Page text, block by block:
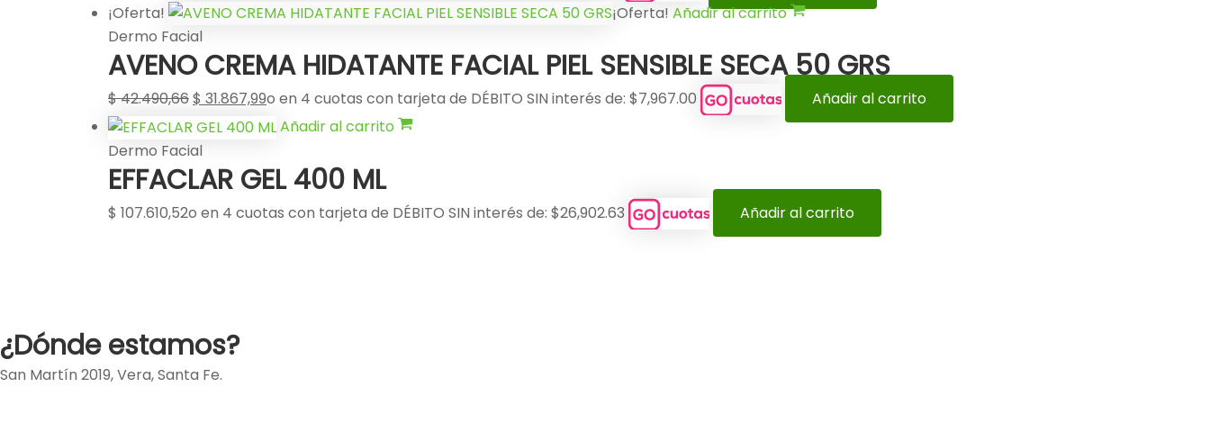
¡Oferta!
¡Oferta! Añadir al carrito
Dermo Facial
AVENO CREMA HIDATANTE FACIAL PIEL SENSIBLE SECA 50 GRS
$42.490,66
El
precio
original
$ 42.490,66.
$ 31.867,99
El
actual
$ 31.867,99.
o en 4 cuotas con tarjeta de DÉBITO SIN interés de: $7,967.00
Añadir al carrito
Añadir al carrito
Dermo Facial
EFFACLAR GEL 400 ML
$ 107.610,52o en 4 cuotas con tarjeta de DÉBITO SIN interés de: $26,902.63 Añadir al carrito
¿Dónde estamos?
San Martín 2019, Vera, Santa Fe.